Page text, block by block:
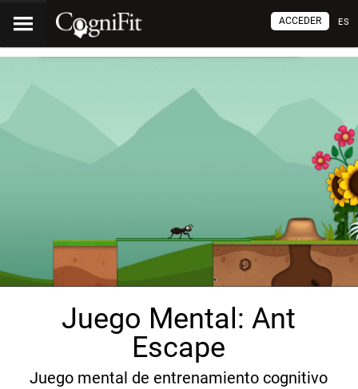
ES
ACCEDER
Juego Mental: Ant
Escape
Juego mental de entrenamiento cognitivo